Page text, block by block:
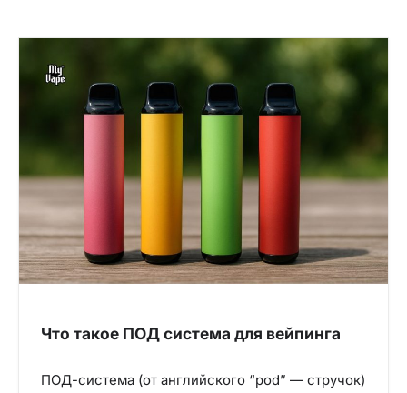
Что такое ПОД система для вейпинга
ПОД-система (от английского “pod” — стручок)